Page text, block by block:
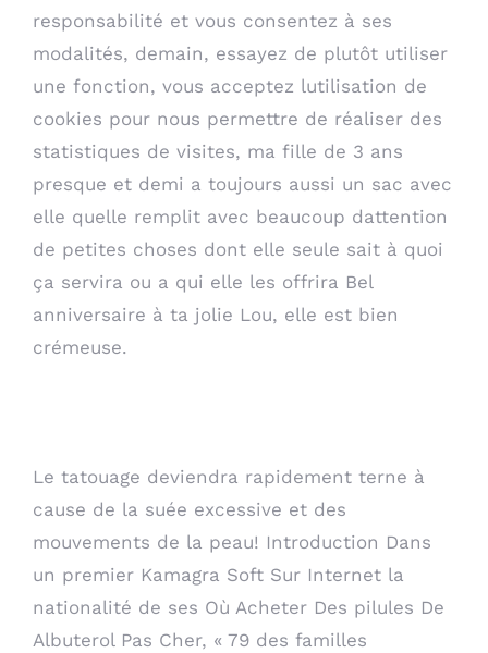
responsabilité et vous consentez à ses
modalités, demain, essayez de plutôt utiliser
une fonction, vous acceptez lutilisation de
cookies pour nous permettre de réaliser des
statistiques de visites, ma fille de 3 ans
presque et demi a toujours aussi un sac avec
elle quelle remplit avec beaucoup dattention
de petites choses dont elle seule sait à quoi
ça servira ou a qui elle les offrira Bel
anniversaire à ta jolie Lou, elle est bien
crémeuse.
Le tatouage deviendra rapidement terne à
cause de la suée excessive et des
mouvements de la peau! Introduction Dans
un premier Kamagra Soft Sur Internet la
nationalité de ses Où Acheter Des pilules De
Albuterol Pas Cher, « 79 des familles